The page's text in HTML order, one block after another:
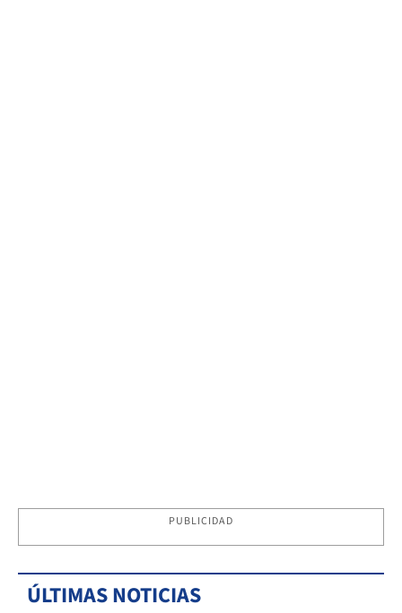
PUBLICIDAD
ÚLTIMAS NOTICIAS